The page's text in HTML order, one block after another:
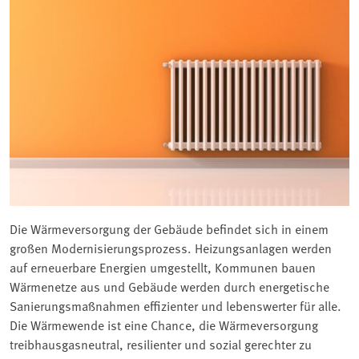
Die Wärmeversorgung der Gebäude befindet sich in einem
großen Modernisierungsprozess. Heizungsanlagen werden
auf erneuerbare Energien umgestellt, Kommunen bauen
Wärmenetze aus und Gebäude werden durch energetische
Sanierungsmaßnahmen effizienter und lebenswerter für alle.
Die Wärmewende ist eine Chance, die Wärmeversorgung
treibhausgasneutral, resilienter und sozial gerechter zu